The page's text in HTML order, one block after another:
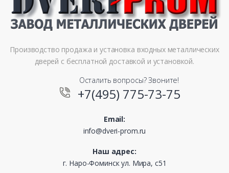
Производство продажа и установка входных металлических
дверей с бесплатной доставкой и установкой.
Осталить вопросы? Звоните!
+7(495) 775-73-75
Email:
info@dveri-prom.ru
Наш адрес:
г. Наро-Фоминск ул. Мира, с51